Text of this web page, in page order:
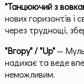
"Танцюючий з
нових горизонтів і
через труднощі,
"Вгору" / "Up" —
надихає та веде
неможливим.